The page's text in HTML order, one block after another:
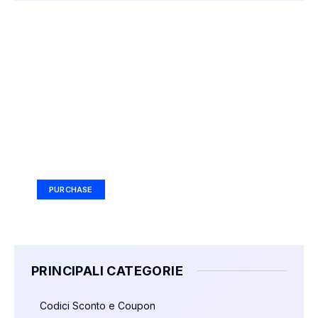
PURCHASE
PRINCIPALI CATEGORIE
Codici Sconto e Coupon